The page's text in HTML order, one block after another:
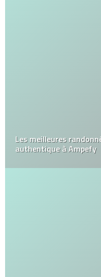
Les meilleures
authentique à Ampefy